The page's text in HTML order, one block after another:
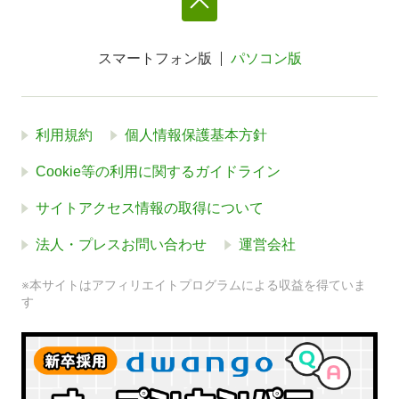
スマートフォン版 パソコン版
利用規約 個人情報保護基本方針
Cookie等の利用に関するガイドライン
サイトアクセス情報の取得について
法人・プレスお問い合わせ 運営会社
※本サイトはアフィリエイトプログラムによる収益を得ていま
す